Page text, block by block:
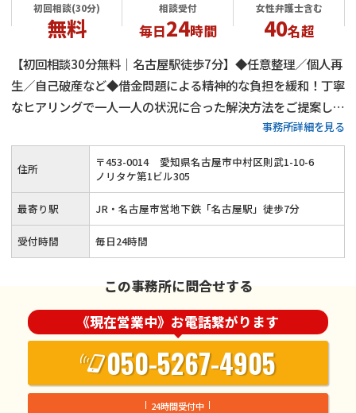
初回相談(30分)
無料
相談受付
毎日24時間
女性弁護士含む
40名超
【初回相談30分無料｜名古屋駅徒歩7分】◆任意整理／個人再
生／自己破産など◆借金問題による精神的な負担を緩和！丁寧
なヒアリングで一人一人の状況に合った解決方法をご提案しま
す◎ご事情によって弁護士費用の分割も可能！借金でお悩みの
方はお気軽にご相談ください≪夜間・土日祝のご相談にも対応
≫
事務所詳細を見る
住所 〒453-0014
愛知県名古屋市中村区則武1-10-6
ノリタケ第1ビル305
最寄り駅 JR・名古屋市営地下鉄「名古屋駅」徒歩7分
受付時間 毎日24時間
この事務所に問合せする
《現在営業中》お電話繋がります
050-5267-4905
24時間受付中